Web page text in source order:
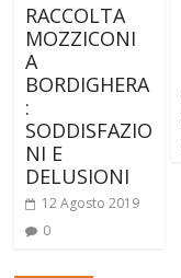
RACCOLTA
MOZZICONI
A
BORDIGHERA
:
SODDISFAZIO
NI E
DELUSIONI
12 Agosto 2019
0